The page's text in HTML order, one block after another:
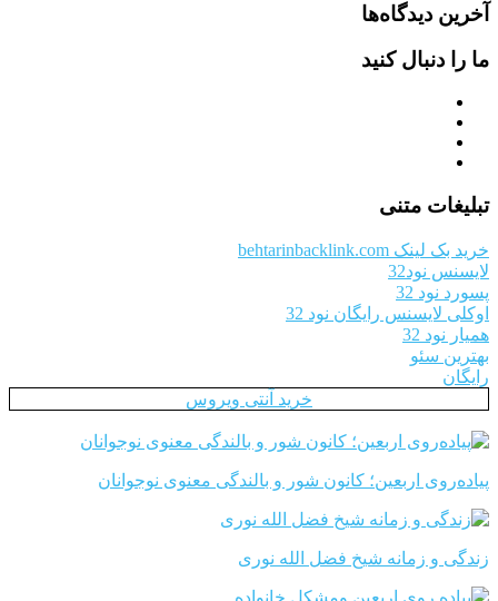
آخرین دیدگاه‌ها
ما را دنبال کنید
تبلیغات متنی
خرید بک لینک behtarinbacklink.com
لایسنس نود32
پسورد نود 32
اوکلی لایسنس رایگان نود 32
همیار نود 32
بهترین سئو
رایگان
خرید آنتی ویروس
پیاده‌روی اربعین؛ کانون شور و بالندگی معنوی نوجوانان
زندگی و زمانه شیخ فضل الله نوری